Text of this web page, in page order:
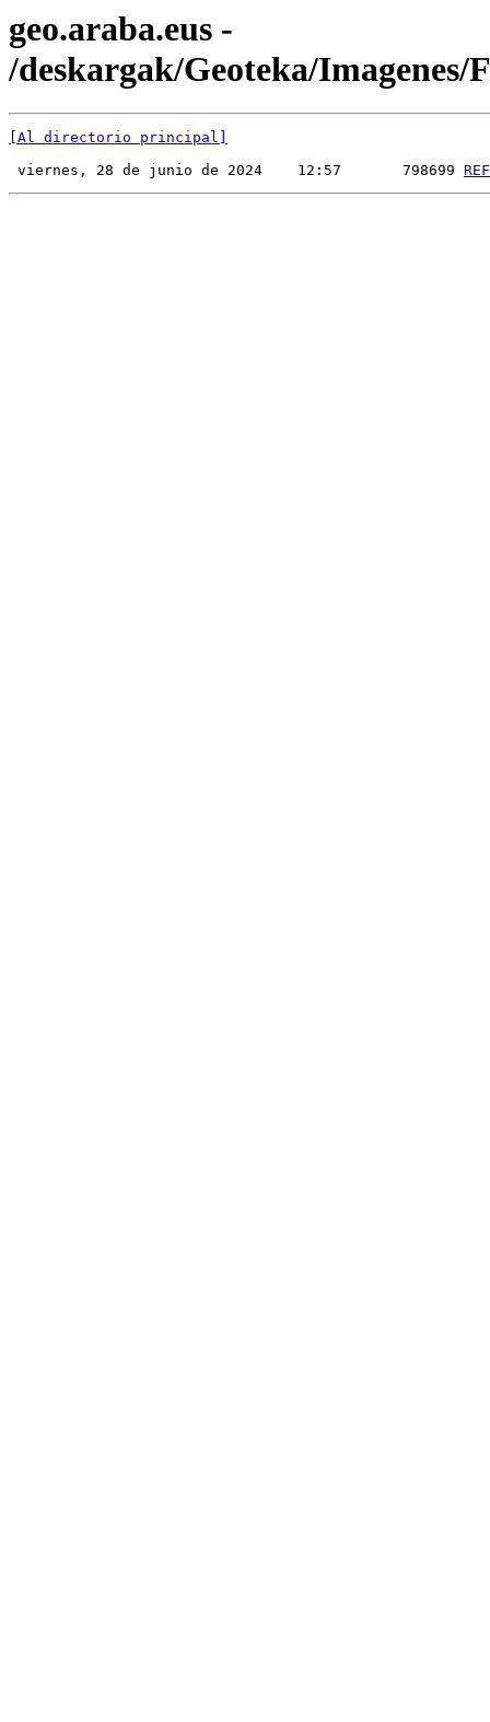
geo.araba.eus -
/deskargak/Geoteka/Imagenes/
[Al directorio principal]
viernes, 28 de junio de 2024    12:57       798699